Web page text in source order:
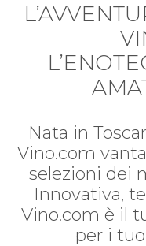
Nata in
Vino.com
selezioni dei
Innovativa,
Vino.com è il
per i